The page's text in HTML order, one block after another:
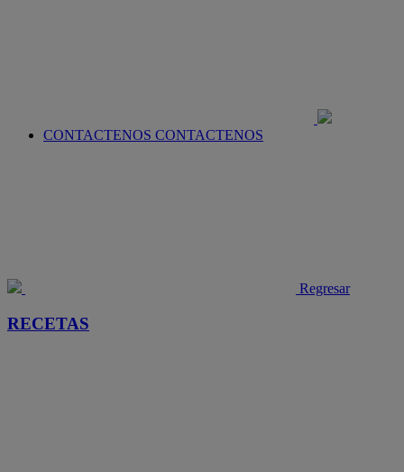
CONTACTENOS CONTACTENOS
Regresar
RECETAS